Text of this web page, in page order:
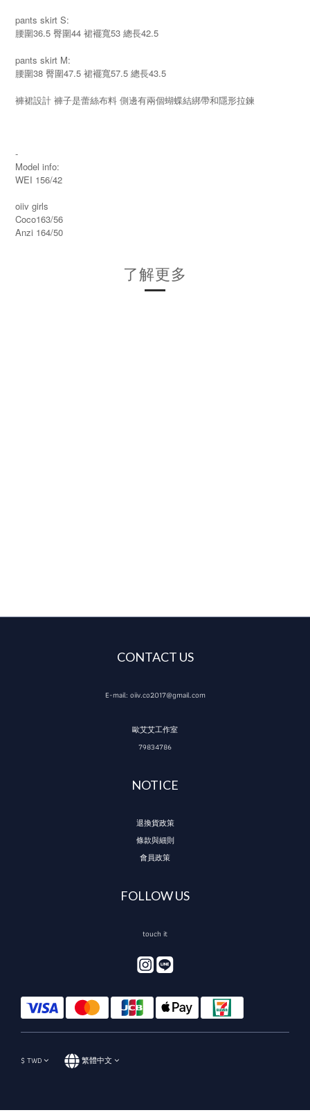
pants skirt S:
腰圍36.5 臀圍44 裙襬寬53 總長42.5
pants skirt M:
腰圍38 臀圍47.5 裙襬寬57.5 總長43.5
褲裙設計 褲子是蕾絲布料 側邊有兩個蝴蝶結綁帶和隱形拉鍊
-
Model info:
WEI 156/42
oiiv girls
Coco163/56
Anzi 164/50
了解更多
CONTACT US
E-mail: oiiv.co2017@gmail.com
歐艾艾工作室
79834786
NOTICE
退換貨政策
條款與細則
會員政策
FOLLOW US
touch it
$TWD 繁體中文